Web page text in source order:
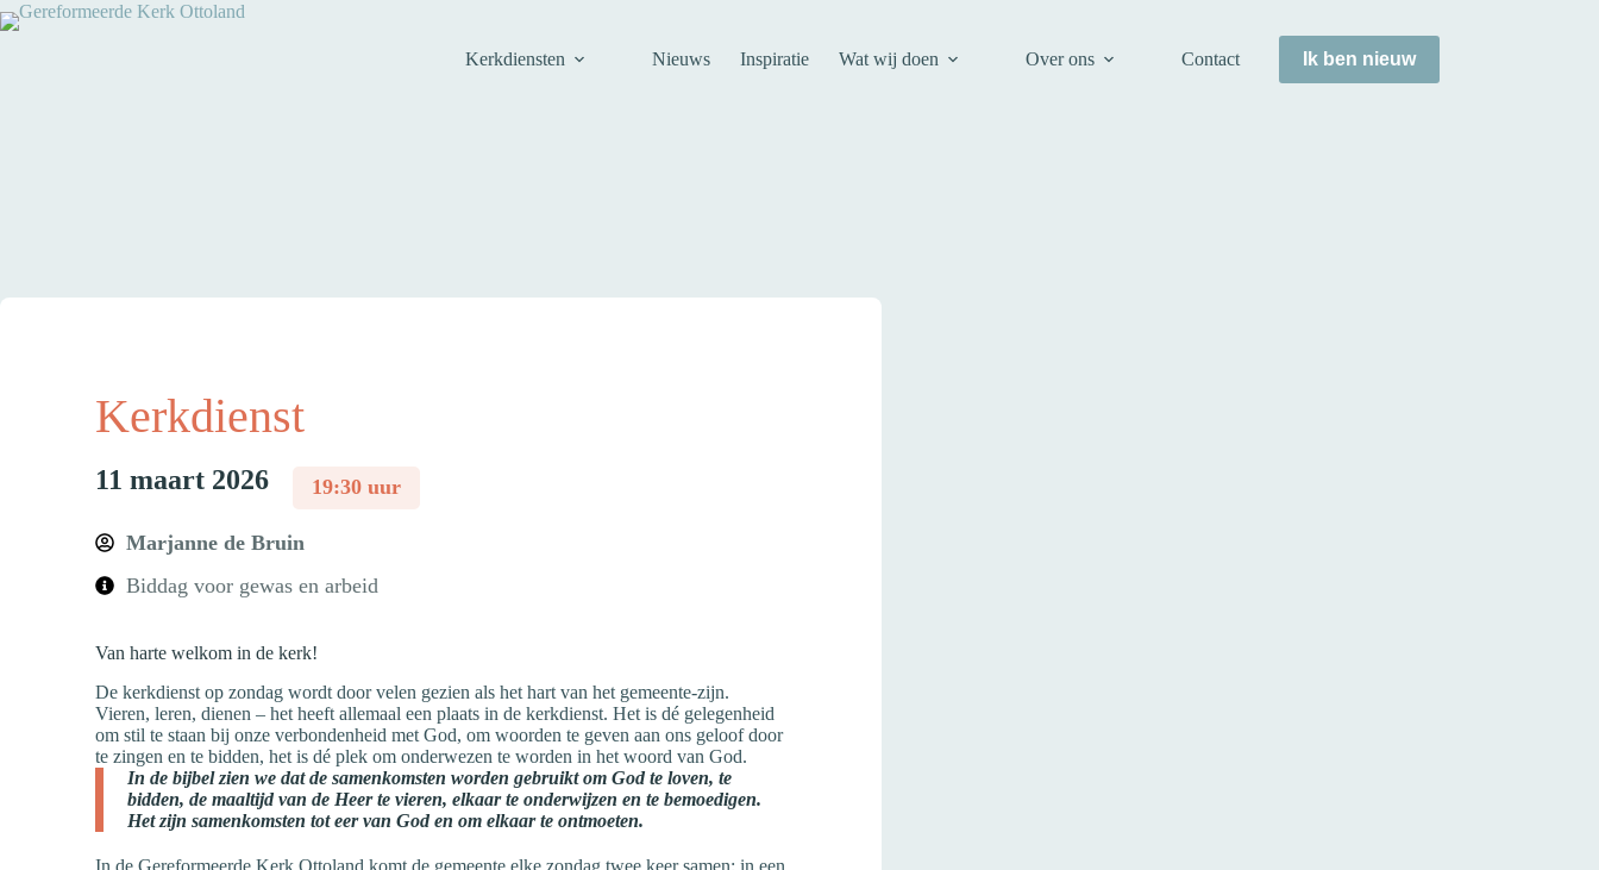
Kerkdiensten Nieuws Inspiratie Wat wij doen Over ons Contact Ik ben nieuw
Kerkdienst
11 maart 2026 19:30 uur
Marjanne de Bruin
Biddag voor gewas en arbeid
Van harte welkom in de kerk!
De kerkdienst op zondag wordt door velen gezien als het hart van het gemeente-zijn.
Vieren, leren, dienen – het heeft allemaal een plaats in de kerkdienst. Het is dé gelegenheid
om stil te staan bij onze verbondenheid met God, om woorden te geven aan ons geloof door
te zingen en te bidden, het is dé plek om onderwezen te worden in het woord van God.
In de bijbel zien we dat de samenkomsten worden gebruikt om God te loven, te
bidden, de maaltijd van de Heer te vieren, elkaar te onderwijzen en te bemoedigen.
Het zijn samenkomsten tot eer van God en om elkaar te ontmoeten.
In de Gereformeerde Kerk Ottoland komt de gemeente elke zondag twee keer samen: in een